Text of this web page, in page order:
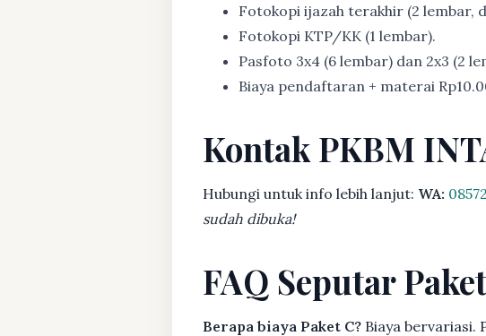
Fotokopi ijazah terakhir (2 lembar,
Fotokopi KTP/KK (1 lembar).
Pasfoto 3x4 (6 lembar) dan 2x3 (2
Biaya pendaftaran + materai
Kontak PKBM
Hubungi untuk info lebih lanjut: WA:
sudah dibuka!
FAQ Seputar
Berapa biaya Paket C? Biaya bervariasi.